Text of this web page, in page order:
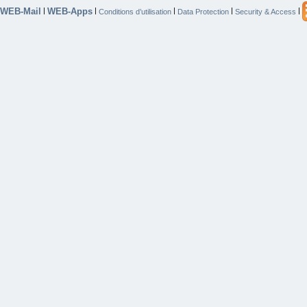
WEB-Mail | WEB-Apps | Conditions d’utilisation | Data Protection | Security & Access |